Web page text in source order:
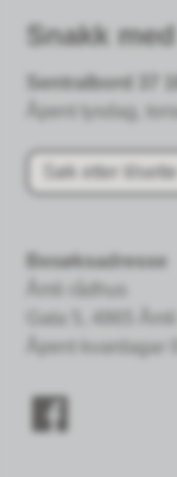
Snakk
Sentralbord 37
Åpent tysdag,
Søk etter tilsette
Besøksadresse
Åmli rådhus
Gata 5, 4865 Åmli
Åpent kvardagar